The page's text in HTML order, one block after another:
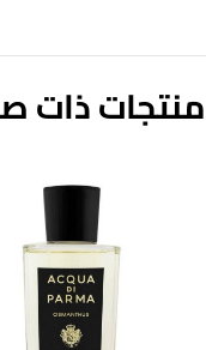
منتجات ذات